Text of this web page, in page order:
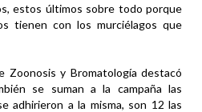
estos últimos sobre todo porque
tienen con los murciélagos que
y Bromatología destacó
se suman a la campaña las
adhirieron a la misma, son 12 las